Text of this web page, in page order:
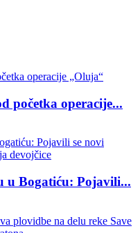
početka operacije...
u Bogatiću: Pojavili...